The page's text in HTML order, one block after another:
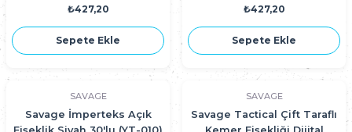
₺427,20
Sepete Ekle
₺427,20
Sepete Ekle
SAVAGE
Savage İmperteks Açık
SAVAGE
Savage Tactical Çift Taraflı